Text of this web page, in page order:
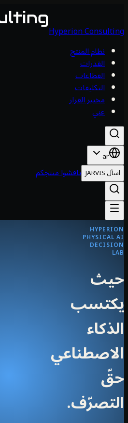
Hyperion Consulting
نظام المنتج
القدرات
القطاعات
التكليفات
مختبر القرار
عني
ar
اسأل JARVIS
ناقشوا منتجكم
HYPERION
PHYSICAL AI
DECISION
LAB
حيث
يكتسب
الذكاء
الاصطناعي
حقّ
التصرّف.